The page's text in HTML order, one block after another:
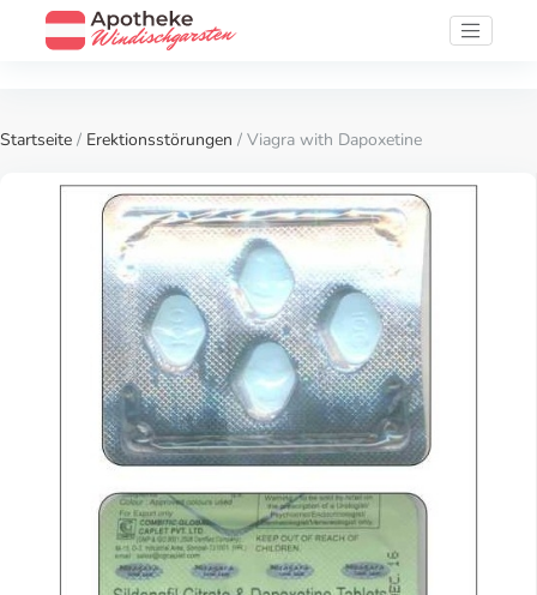
Startseite / Erektionsstörungen / Viagra with Dapoxetine